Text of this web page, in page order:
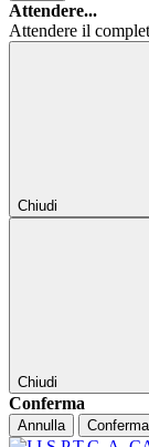
Attendere...
Attendere il
Chiudi
Chiudi
Conferma
Annulla Conferma